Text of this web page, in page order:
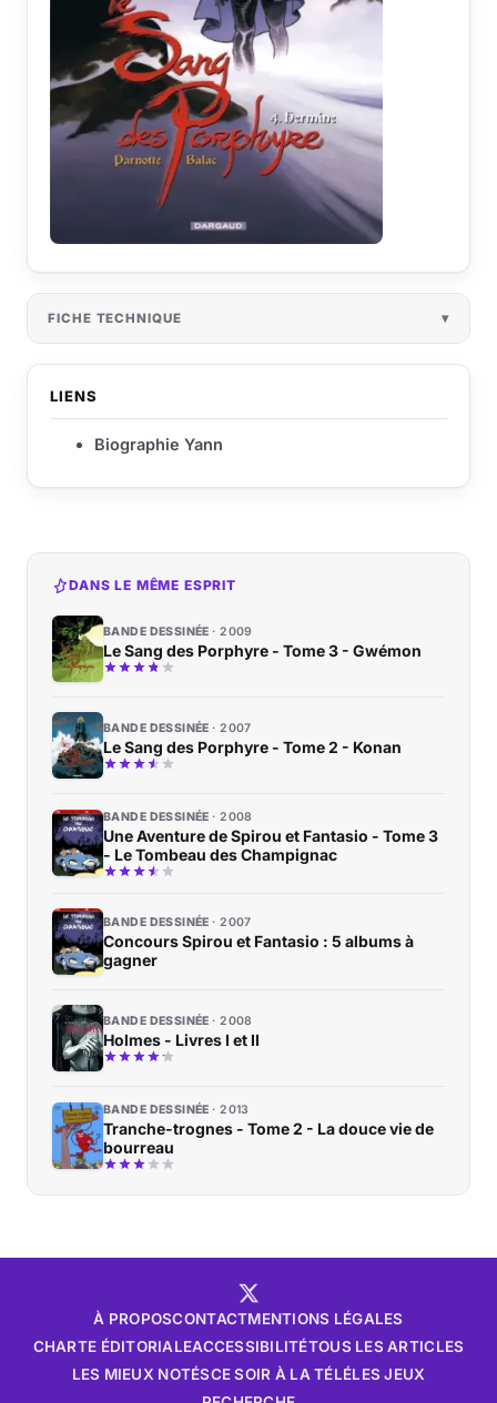
FICHE TECHNIQUE
LIENS
Biographie Yann
DANS LE MÊME ESPRIT
BANDE DESSINÉE 2009
Le Sang des Porphyre - Tome 3 - Gwémon
BANDE DESSINÉE 2007
Le Sang des Porphyre - Tome 2 - Konan
BANDE DESSINÉE 2008
Une Aventure de Spirou et Fantasio - Tome 3
- Le Tombeau des Champignac
BANDE DESSINÉE 2007
Concours Spirou et Fantasio : 5 albums à
gagner
BANDE DESSINÉE 2008
Holmes - Livres I et II
BANDE DESSINÉE 2013
Tranche-trognes - Tome 2 - La douce vie de
bourreau
À PROPOSCONTACTMENTIONS LÉGALES
CHARTE ÉDITORIALEACCESSIBILITÉTOUS LES ARTICLES
LES MIEUX NOTÉSCE SOIR À LA TÉLÉLES JEUX